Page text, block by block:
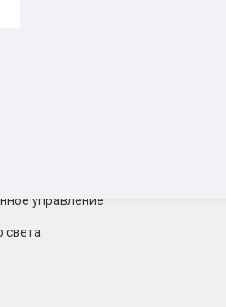
управление
света